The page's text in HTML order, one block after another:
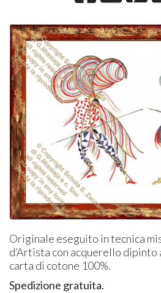
Originale eseguito in tecnica
d’Artista con acquerello dipinto
carta di cotone 100%.
Spedizione gratuita.